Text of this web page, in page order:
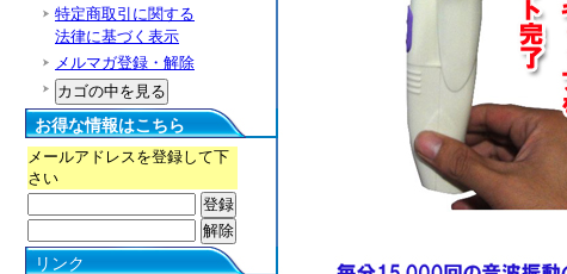
特定商取引に関する
法律に基づく表示
メルマガ登録・解除
お得な情報はこちら
メールアドレスを登録して下
さい
リンク